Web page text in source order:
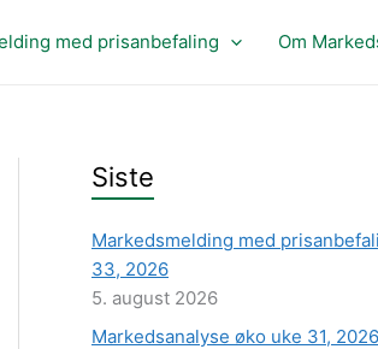
med prisanbefaling Om
Siste
Markedsmelding med
33, 2026
5. august 2026
Markedsanalyse øko uke 31, 2026